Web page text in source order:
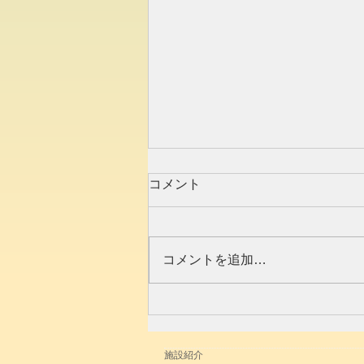
末音売り出し2024!」
コメント
コメントを追加…
施設紹介